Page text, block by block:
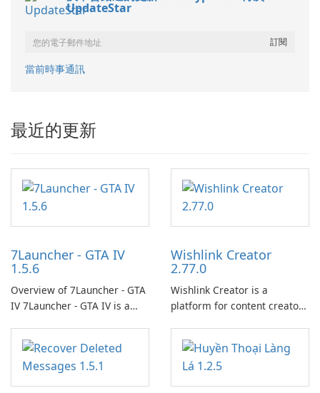
UpdateStar
當前時事通訊
最近的更新
7Launcher - GTA IV
1.5.6
Overview of 7Launcher - GTA
IV 7Launcher - GTA IV is a
application designed to
optimize the gaming
experience for Grand Theft
Auto IV.
Wishlink Creator
2.77.0
Wishlink Creator is a
platform for content creators
work through built-in brand
partnerships and integrated
tools for content distribution
and audience engagement.